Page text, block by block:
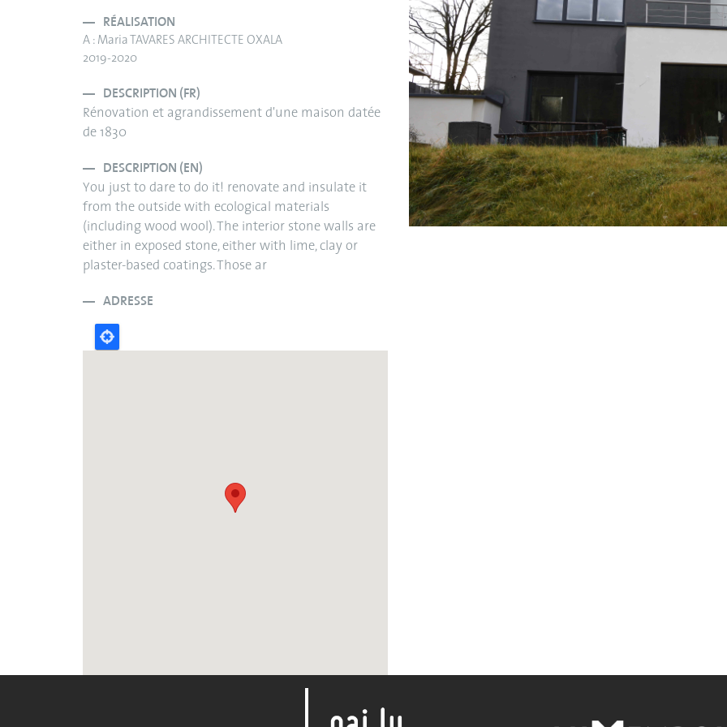
RÉALISATION
A : Maria TAVARES ARCHITECTE OXALA
2019-2020
DESCRIPTION (FR)
Rénovation et agrandissement d'une maison datée
de 1830
DESCRIPTION (EN)
You just to dare to do it! renovate and insulate it
from the outside with ecological materials
(including wood wool). The interior stone walls are
either in exposed stone, either with lime, clay or
plaster-based coatings. Those ar
ADRESSE